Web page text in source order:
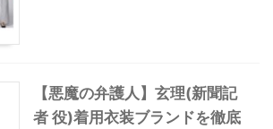
【悪魔の弁護人】玄理(新聞記
者 役)着用衣装ブランドを徹底